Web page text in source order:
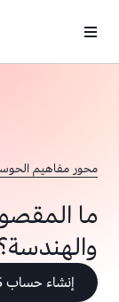
محور مفاهيم
ما
إنشاء حساب AWS